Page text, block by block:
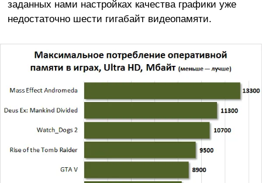
заданных нами настройках качества графики уже
недостаточно шести гигабайт видеопамяти.